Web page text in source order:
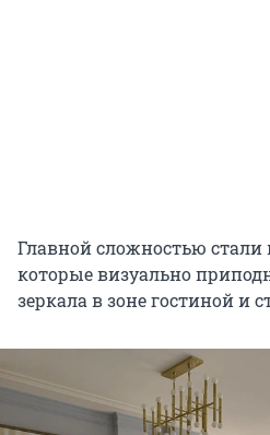
Главной сложностью стали
которые визуально
зеркала в зоне гостиной и